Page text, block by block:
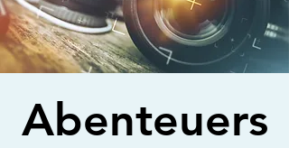
Abenteuers